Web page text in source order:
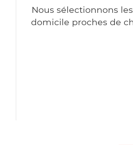
Nous sélectionnons
domicile proches de